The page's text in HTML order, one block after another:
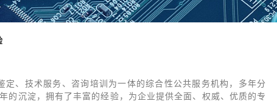
定、技术服务、咨询培训为一体的综合性公共服务机构，多年分
的沉淀，拥有了丰富的经验，为企业提供全面、权威、优质的专